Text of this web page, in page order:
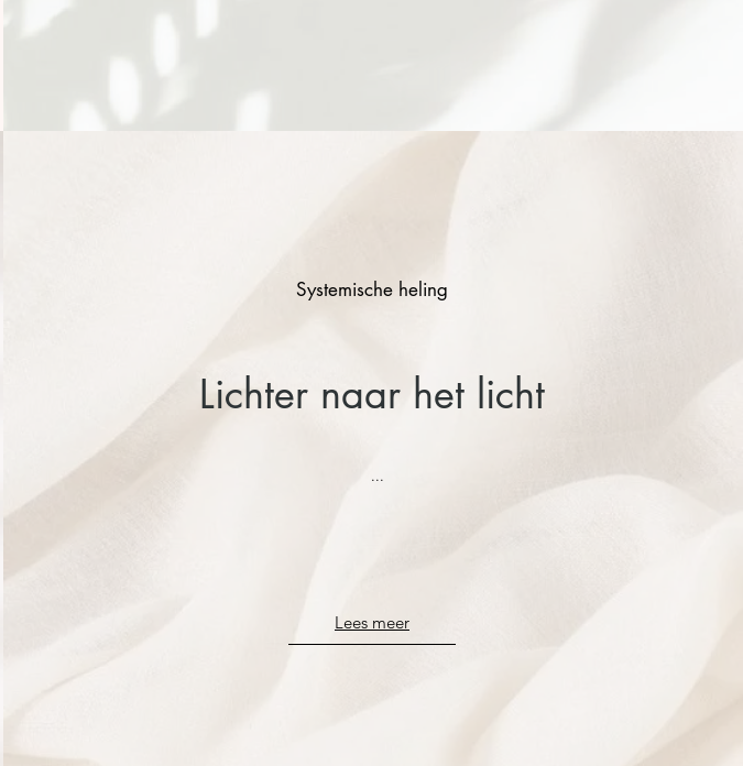
Systemische heling
...
Lichter naar het licht
Lees meer